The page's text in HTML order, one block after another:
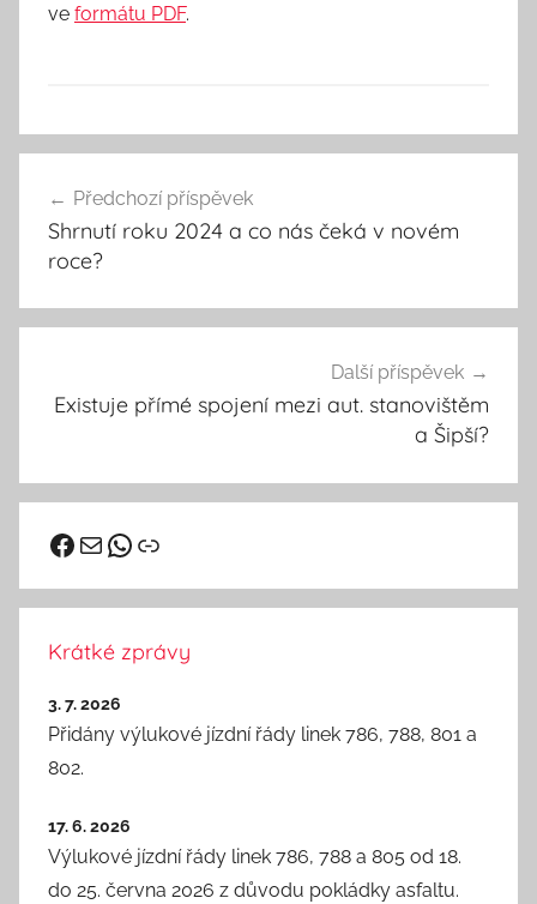
ve formátu PDF.
U
a
e
pro
příspěvek
Předchozí příspěvek
Shrnutí roku 2024 a co nás čeká v novém
roce?
Další příspěvek
Existuje přímé spojení mezi aut. stanovištěm
a Šipší?
Facebook
vhd@kutnahora.cz
WhatsApp
Odkaz
Krátké zprávy
3. 7. 2026
Přidány výlukové jízdní řády linek 786, 788, 801 a
802.
17. 6. 2026
Výlukové jízdní řády linek 786, 788 a 805 od 18.
do 25. června 2026 z důvodu pokládky asfaltu.